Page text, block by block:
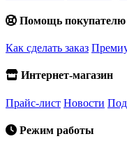
Помощь покупателю
Как сделать заказ
Интернет-магазин
Прайс-лист Новости
Режим работы